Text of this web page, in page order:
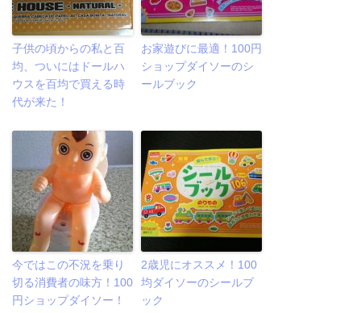
子供の頃からの私と百
均、ついにはドールハ
ウスを百均で買える時
代が来た！
お家遊びに最適！100円
ショップダイソーのシ
ールブック
今ではこの不況を乗り
切る消費者の味方！100
円ショップダイソー！
2歳児にオススメ！100
均ダイソーのシールブ
ック